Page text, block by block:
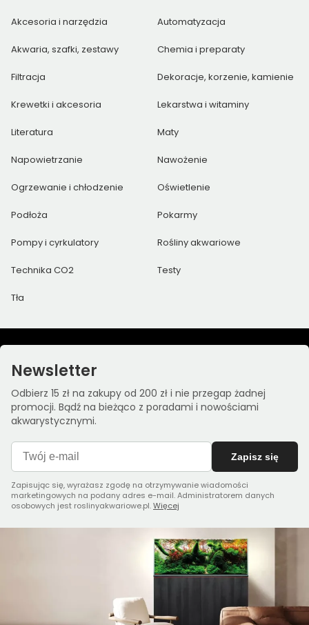
Akcesoria i narzędzia Automatyzacja
Akwaria, szafki, zestawy Chemia i preparaty
Filtracja Dekoracje, korzenie, kamienie
Krewetki i akcesoria Lekarstwa i witaminy
Literatura Maty
Napowietrzanie Nawożenie
Ogrzewanie i chłodzenie Oświetlenie
Podłoża Pokarmy
Pompy i cyrkulatory Rośliny akwariowe
Technika CO2 Testy
Tła
Newsletter
Odbierz 15 zł na zakupy od 200 zł i nie przegap żadnej
promocji. Bądź na bieżąco z poradami i nowościami
akwarystycznymi.
Zapisz się
Zapisując się, wyrażasz zgodę na otrzymywanie wiadomości
marketingowych na podany adres e-mail. Administratorem danych
osobowych jest roslinyakwariowe.pl.Więcej